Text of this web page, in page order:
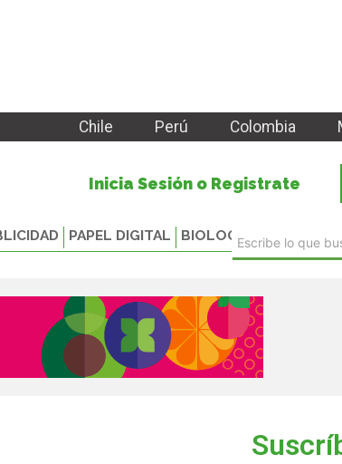
Chile Perú Colombia
Inicia Sesión o Registrate
PAPEL DIGITAL BIOLOGICALS